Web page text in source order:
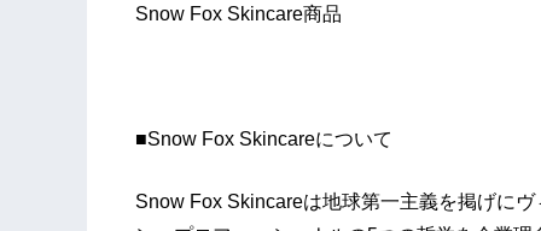
Snow Fox Skincare商品
■Snow Fox Skincareについて
Snow Fox Skincareは地球第一主義を掲げに